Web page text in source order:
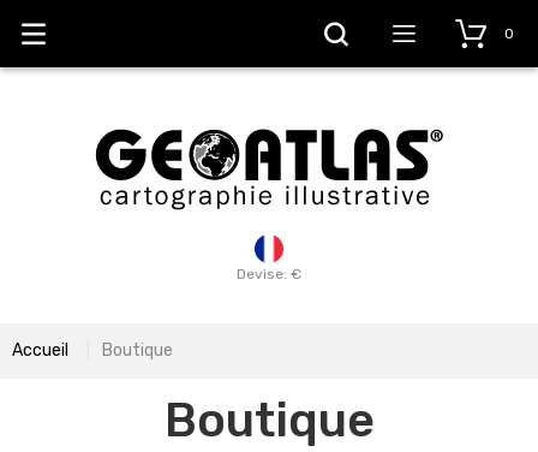
Devise: €
0
Accueil Boutique
Boutique